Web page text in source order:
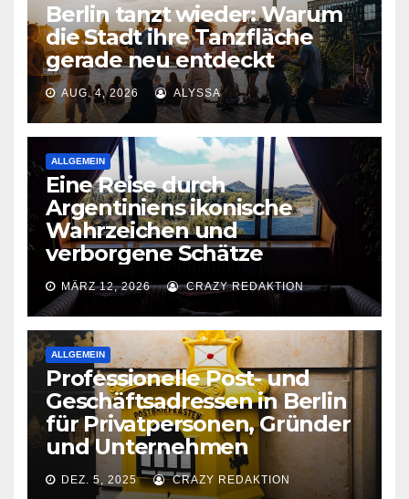
Berlin tanzt wieder: Warum
die Stadt ihre Tanzfläche
gerade neu entdeckt
AUG. 4, 2026 ALYSSA
ALLGEMEIN
Eine Reise durch
Argentiniens ikonische
Wahrzeichen und
verborgene Schätze
MÄRZ 12, 2026 CRAZY REDAKTION
ALLGEMEIN
Professionelle Post- und
Geschäftsadressen in Berlin
für Privatpersonen, Gründer
und Unternehmen
DEZ. 5, 2025 CRAZY REDAKTION